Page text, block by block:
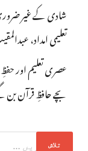
تعلیمی امداد،
عصری تعلیم اور
بچے حافظِ قرآن بن